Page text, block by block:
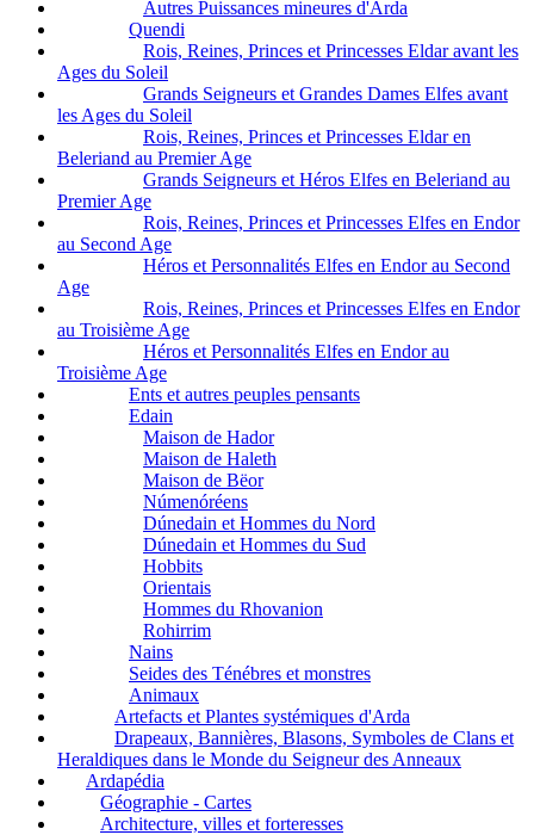
Autres Puissances mineures d'Arda
Quendi
Rois, Reines, Princes et Princesses Eldar avant les
Ages du Soleil
Grands Seigneurs et Grandes Dames Elfes avant
les Ages du Soleil
Rois, Reines, Princes et Princesses Eldar en
Beleriand au Premier Age
Grands Seigneurs et Héros Elfes en Beleriand au
Premier Age
Rois, Reines, Princes et Princesses Elfes en Endor
au Second Age
Héros et Personnalités Elfes en Endor au Second
Age
Rois, Reines, Princes et Princesses Elfes en Endor
au Troisième Age
Héros et Personnalités Elfes en Endor au
Troisième Age
Ents et autres peuples pensants
Edain
Maison de Hador
Maison de Haleth
Maison de Bëor
Númenóréens
Dúnedain et Hommes du Nord
Dúnedain et Hommes du Sud
Hobbits
Orientais
Hommes du Rhovanion
Rohirrim
Nains
Seides des Ténébres et monstres
Animaux
Artefacts et Plantes systémiques d'Arda
Drapeaux, Bannières, Blasons, Symboles de Clans et
Heraldiques dans le Monde du Seigneur des Anneaux
Ardapédia
Géographie - Cartes
Architecture, villes et forteresses